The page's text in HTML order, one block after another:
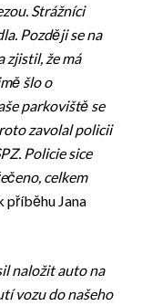
Strážníci
Později se na
zjistil, že má
šlo o
parkoviště se
zavolal policii
Policie sice
celkem
příběhu Jana
naložit auto na
vozu do našeho